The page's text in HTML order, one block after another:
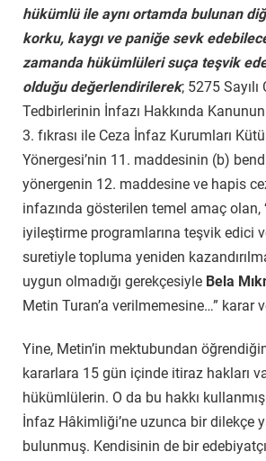
hükümlü ile aynı ortamda bulunan
korku, kaygı ve paniğe sevk
zamanda hükümlüleri suça teşvik
olduğu değerlendirilerek; 5275
Tedbirlerinin İnfazı Hakkında
3. fıkrası ile Ceza İnfaz Kurumları
Yönergesi’nin 11. maddesinin (b)
yönergenin 12. maddesine ve hapis
infazında gösterilen temel amaç olan,
iyileştirme programlarına teşvik edici
suretiyle topluma yeniden
uygun olmadığı gerekçesiyle Bela
Metin Turan’a verilmemesine…” karar
Yine, Metin’in mektubundan
kararlara 15 gün içinde itiraz hakları
hükümlülerin. O da bu hakkı
İnfaz Hâkimliği’ne uzunca bir dilekçe
bulunmuş. Kendisinin de bir